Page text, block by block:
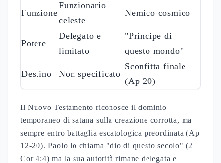
Funzione
Funzionario
celeste
Nemico cosmico
Potere
Delegato e
limitato
"Principe di
questo mondo"
Destino Non specificato
Sconfitta finale
(Ap 20)
Il Nuovo Testamento riconosce il dominio
temporaneo di satana sulla creazione corrotta, ma
sempre entro battaglia escatologica preordinata (Ap
12-20). Paolo lo chiama "dio di questo secolo" (2
Cor 4:4) ma la sua autorità rimane delegata e